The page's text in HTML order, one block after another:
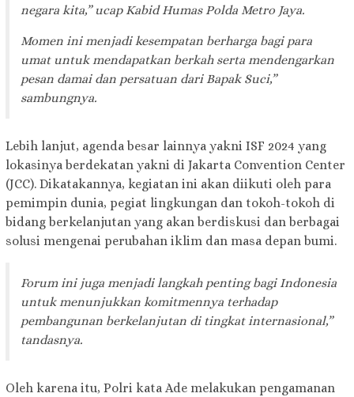
negara kita,” ucap Kabid Humas Polda Metro Jaya.
Momen ini menjadi kesempatan berharga bagi para
umat untuk mendapatkan berkah serta mendengarkan
pesan damai dan persatuan dari Bapak Suci,”
sambungnya.
Lebih lanjut, agenda besar lainnya yakni ISF 2024 yang
lokasinya berdekatan yakni di Jakarta Convention Center
(JCC). Dikatakannya, kegiatan ini akan diikuti oleh para
pemimpin dunia, pegiat lingkungan dan tokoh-tokoh di
bidang berkelanjutan yang akan berdiskusi dan berbagai
solusi mengenai perubahan iklim dan masa depan bumi.
Forum ini juga menjadi langkah penting bagi Indonesia
untuk menunjukkan komitmennya terhadap
pembangunan berkelanjutan di tingkat internasional,”
tandasnya.
Oleh karena itu, Polri kata Ade melakukan pengamanan